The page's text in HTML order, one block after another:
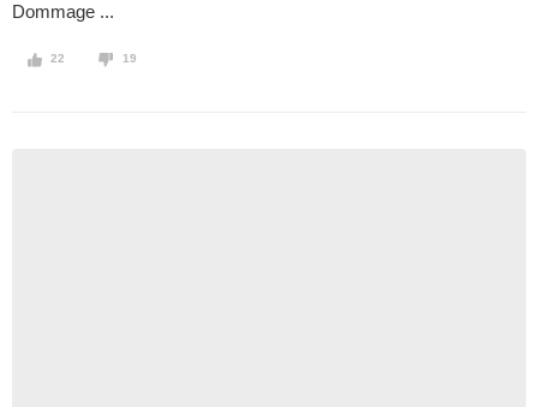
Dommage ...
22 19